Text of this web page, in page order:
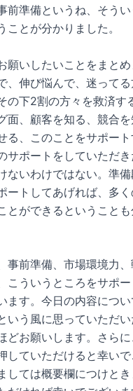
前準備というね、そう
ことが分かりました。
願いしたいことをまとめ
、伸び悩んで、迷って
の下2割の方々を救済す
面、顧客を知る、競合
る、このことをサポー
サポートをしていただ
ないわけではない。準備
ートしてあげれば、多
とができるということ
事前準備、市場環境力、
こういうところをサポ
ます。今日の内容につ
いう風に思っていただ
どお願いします。さら
していただけると幸いで
しては概要欄につけと